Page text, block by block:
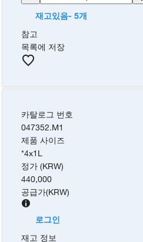
재고있음- 5개
참고
목록에 저장
카탈로그 번호
047352.M1
제품 사이즈
*4x1L
정가 (KRW)
440,000
공급가(KRW)
로그인
재고 정보